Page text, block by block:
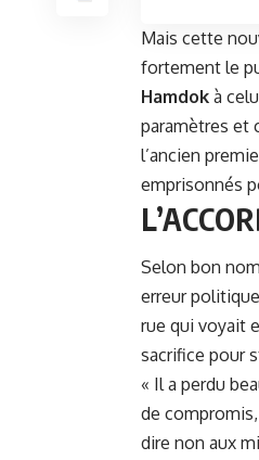
Mais cette
fortement le
Hamdok à
paramètres et
l’ancien
emprisonnés
Selon bon
erreur
rue qui voyait
sacrifice pour
« Il a perdu
de
dire non aux